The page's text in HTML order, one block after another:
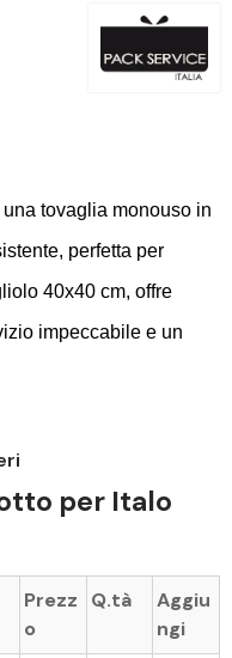
tovaglia monouso in
perfetta per
40x40 cm, offre
impeccabile e un
per Italo
Prezz
o
Q.tà
Aggiu
ngi